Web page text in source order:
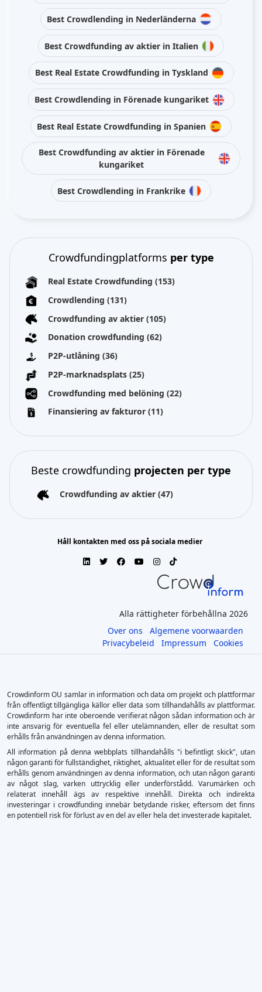
Best Crowdlending in Nederländerna
Best Crowdfunding av aktier in Italien
Best Real Estate Crowdfunding in Tyskland
Best Crowdlending in Förenade kungariket
Best Real Estate Crowdfunding in Spanien
Best Crowdfunding av aktier in Förenade
kungariket
Best Crowdlending in Frankrike
Crowdfundingplatforms per type
Real Estate Crowdfunding (153)
Crowdlending (131)
Crowdfunding av aktier (105)
Donation crowdfunding (62)
P2P-utlåning (36)
P2P-marknadsplats (25)
Crowdfunding med belöning (22)
Finansiering av fakturor (11)
Beste crowdfunding projecten per type
Crowdfunding av aktier (47)
Håll kontakten med oss på sociala medier
Alla rättigheter förbehållna 2026
Over ons
Algemene voorwaarden
Privacybeleid
Impressum Cookies
Crowdinform OU samlar in information och data om projekt och plattformar
från offentligt tillgängliga källor eller data som tillhandahålls av plattformar.
Crowdinform har inte oberoende verifierat någon sådan information och är
inte ansvarig för eventuella fel eller utelämnanden, eller de resultat som
erhålls från användningen av denna information.
All information på denna webbplats tillhandahålls "i befintligt skick", utan
någon garanti för fullständighet, riktighet, aktualitet eller för de resultat som
erhålls genom användningen av denna information, och utan någon garanti
av något slag, varken uttrycklig eller underförstådd. Varumärken och
relaterat innehåll ägs av respektive innehåll. Direkta och indirekta
investeringar i crowdfunding innebär betydande risker, eftersom det finns
en potentiell risk för förlust av en del av eller hela det investerade kapitalet.